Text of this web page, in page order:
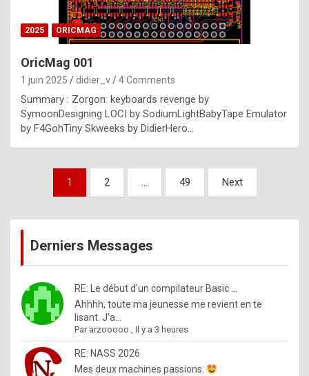
o
n
y
l
e
x
a
%
m
a
d
b
2025 ORICMAG
OricMag 001
1 juin 2025 didier_v 4 Comments
Summary : Zorgon: keyboards revenge by
SymoonDesigning LOCI by SodiumLightBabyTape Emulator
by F4GohTiny Skweeks by DidierHero…
Pagination
publications
1 2 … 49 Next
Derniers Messages
RE: Le début d'un compilateur Basic ...
Ahhhh, toute ma jeunesse me revient en te
lisant. J'a...
Par arzooooo ,Il y a 3 heures
RE: NASS 2026
Mes deux machines passions.